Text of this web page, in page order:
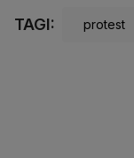
TAGI: protest